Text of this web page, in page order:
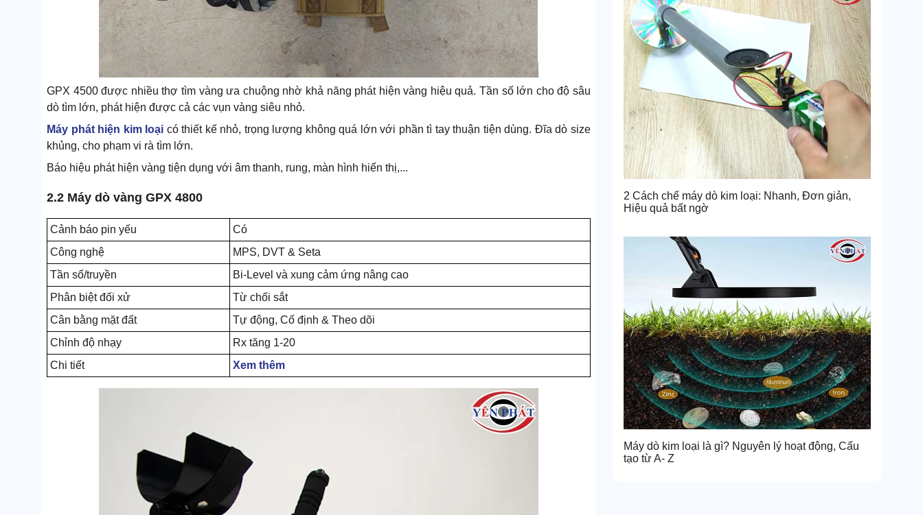
GPX 4500 được nhiều thợ tìm vàng ưa chuộng nhờ khả năng phát hiện vàng hiệu quả. Tần số lớn cho độ sâu
dò tìm lớn, phát hiện được cả các vụn vàng siêu nhỏ.
Máy phát hiện kim loại có thiết kế nhỏ, trọng lượng không quá lớn với phần tì tay thuận tiện dùng. Đĩa dò size
khủng, cho phạm vi rà tìm lớn.
Báo hiệu phát hiện vàng tiện dụng với âm thanh, rung, màn hình hiển thị,...
2.2 Máy dò vàng GPX 4800
Cảnh báo pin yếu
Có
Công nghệ
MPS, DVT & Seta
Tần số/truyền
Bi-Level và xung cảm ứng nâng cao
Phân biệt đối xử
Từ chối sắt
Cân bằng mặt đất
Tự động, Cố định & Theo dõi
Chỉnh độ nhạy
Rx tăng 1-20
Chi tiết
Xem thêm
2 Cách chế máy dò kim loại: Nhanh, Đơn giản,
Hiệu quả bất ngờ
Máy dò kim loại là gì? Nguyên lý hoạt động, Cấu
tạo từ A- Z